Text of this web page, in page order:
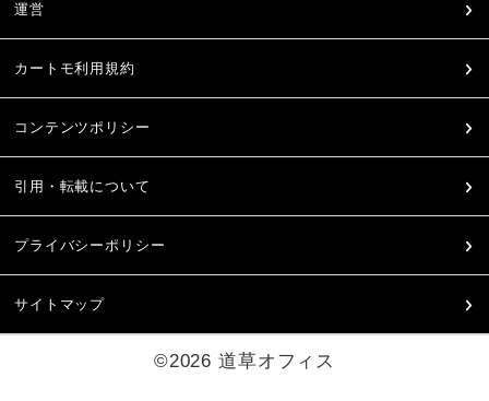
運営
カートモ利用規約
コンテンツポリシー
引用・転載について
プライバシーポリシー
サイトマップ
©2026 道草オフィス